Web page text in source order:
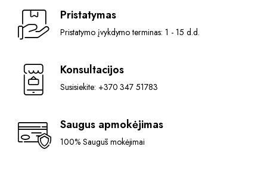
Pristatymas
Pristatymo įvykdymo terminas: 1 - 15 d.d.
Konsultacijos
Susisiekite: +370 347 51783
Saugus apmokėjimas
100% Saugūs mokėjimai